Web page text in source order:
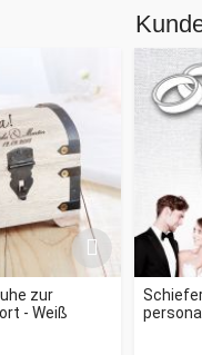
zur
- Weiß